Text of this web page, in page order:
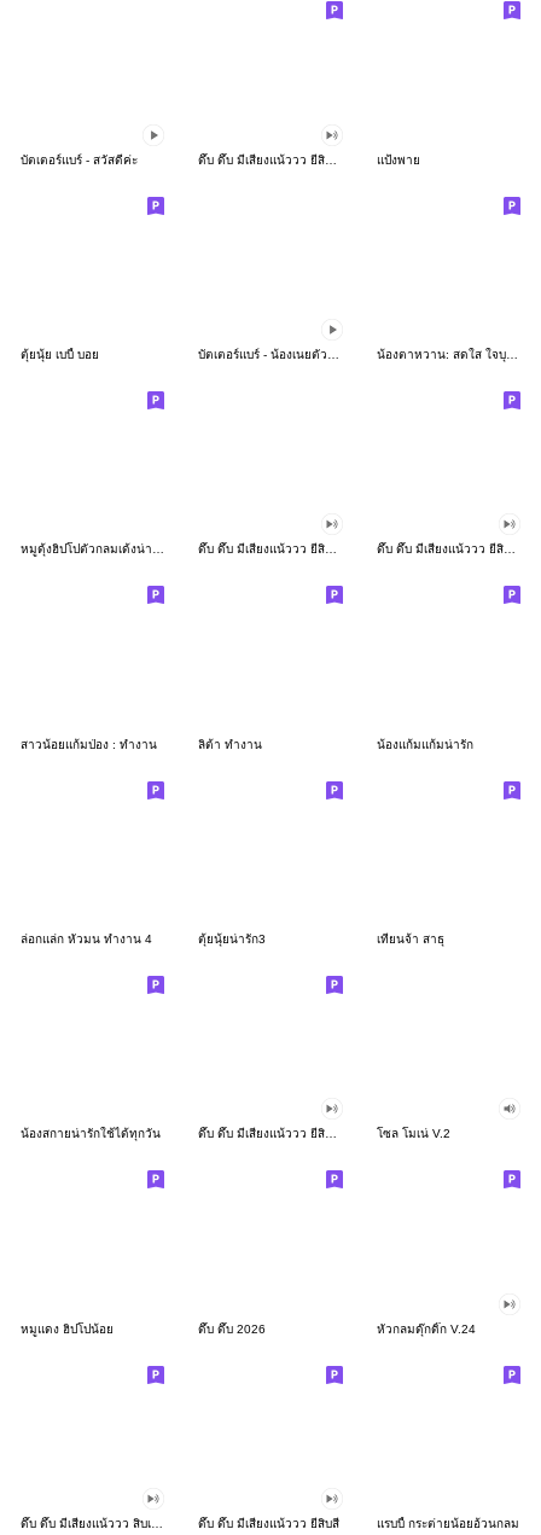
บัตเตอร์แบร์ - สวัสดีค่ะ แป้งพาย
ตุ้ยนุ้ย เบบี้ บอย น้องตาหวาน: สดใส ใจบุญ (สีพาสเทล)
หมูดุ้งฮิปโปตัวกลมเด้งน่ารัก ดึ๊บ ดึ๊บ มีเสียงแน้ววว ยี่สิบเจ็ด ดึ๊บ ดึ๊บ มีเสียงแน้ววว ยี่สิบหก
สาวน้อยแก้มป่อง : ทำงาน ลิต้า ทำงาน น้องแก้มแก้มน่ารัก
ล่อกแล่ก หัวมน ทำงาน 4 ตุ้ยนุ้ยน่ารัก3 เทียนจ้า สาธุ
น้องสกายน่ารักใช้ได้ทุกวัน ดึ๊บ ดึ๊บ มีเสียงแน้ววว ยี่สิบสอง โซล โมเน่ V.2
หมูแดง ฮิปโปน้อย ดึ๊บ ดึ๊บ 2026 หัวกลมดุ๊กดิ๊ก V.24
ดึ๊บ ดึ๊บ มีเสียงแน้ววว ยี่สิบสี่ แรบบี้ กระต่ายน้อยอ้วนกลม